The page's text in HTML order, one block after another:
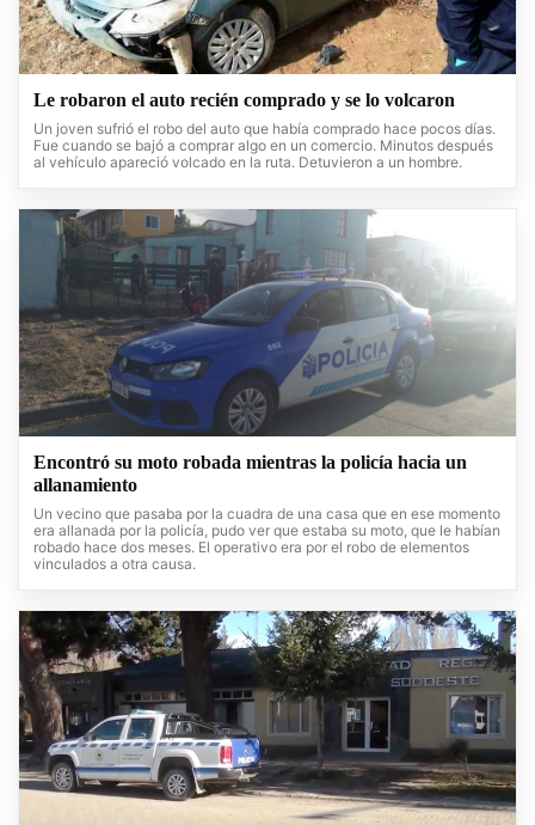
Le robaron el auto recién comprado y se lo volcaron
Un joven sufrió el robo del auto que había comprado hace pocos días.
Fue cuando se bajó a comprar algo en un comercio. Minutos después
al vehículo apareció volcado en la ruta. Detuvieron a un hombre.
Encontró su moto robada mientras la policía hacia un
allanamiento
Un vecino que pasaba por la cuadra de una casa que en ese momento
era allanada por la policía, pudo ver que estaba su moto, que le habían
robado hace dos meses. El operativo era por el robo de elementos
vinculados a otra causa.